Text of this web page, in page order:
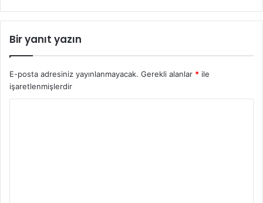
Bir yanıt yazın
E-posta adresiniz yayınlanmayacak. Gerekli alanlar * ile
işaretlenmişlerdir